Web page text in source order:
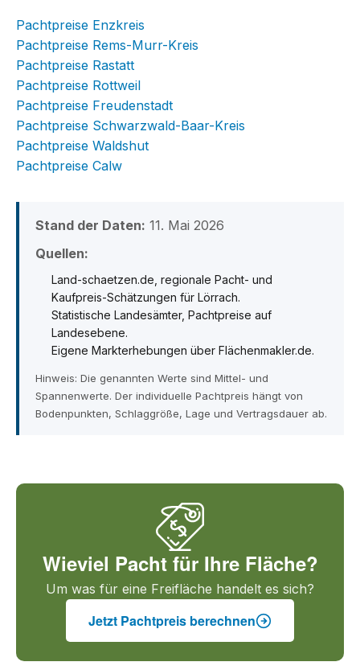
Pachtpreise Enzkreis
Pachtpreise Rems-Murr-Kreis
Pachtpreise Rastatt
Pachtpreise Rottweil
Pachtpreise Freudenstadt
Pachtpreise Schwarzwald-Baar-Kreis
Pachtpreise Waldshut
Pachtpreise Calw
Stand der Daten: 11. Mai 2026
Quellen:
Land-schaetzen.de, regionale Pacht- und
Kaufpreis-Schätzungen für Lörrach.
Statistische Landesämter, Pachtpreise auf
Landesebene.
Eigene Markterhebungen über Flächenmakler.de.
Hinweis: Die genannten Werte sind Mittel- und
Spannenwerte. Der individuelle Pachtpreis hängt von
Bodenpunkten, Schlaggröße, Lage und Vertragsdauer ab.
Wieviel Pacht für Ihre Fläche?
Um was für eine Freifläche handelt es sich?
Jetzt Pachtpreis berechnen